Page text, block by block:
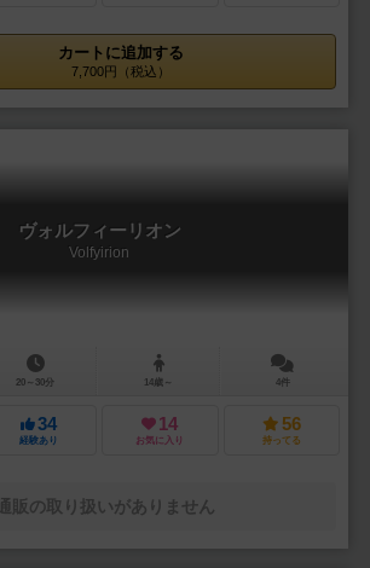
カートに追加する
7,700円（税込）
ヴォルフィーリオン
Volfyirion
20～30分 14歳～ 4件
34
経験あり
14
お気に入り
56
持ってる
通販の取り扱いがありません